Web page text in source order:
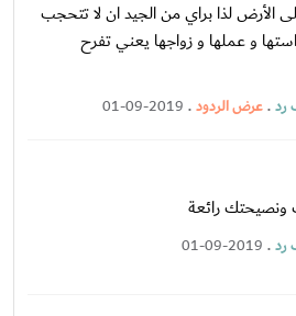
الأرض لذا براي من الجيد ان لا تتحجب
و عملها و زواجها يعني تفرح
.عرض الردود.
01-09-2019
رائعة
.
01-09-2019